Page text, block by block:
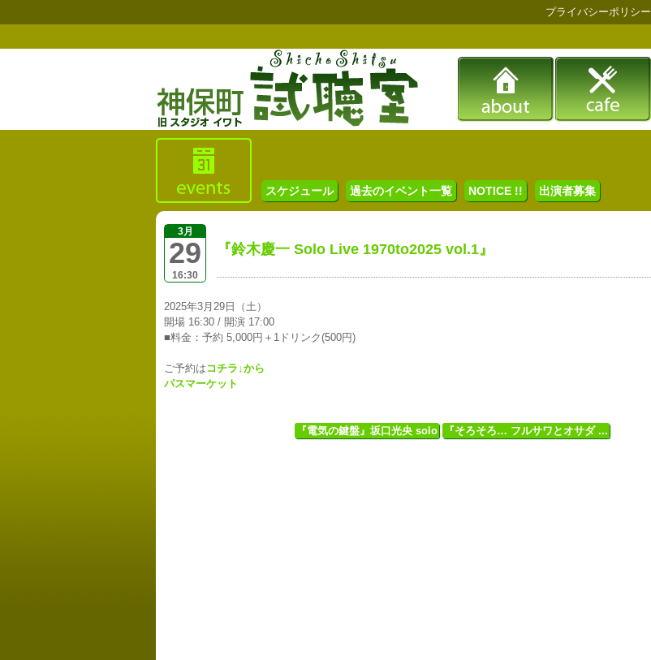
スケジュール 過去のイベント一覧 NOTICE !! 出演者募集
3月
29
16:30
『鈴木慶一 Solo Live 1970to2025 vol.1』
2025年3月29日（土）
開場 16:30 / 開演 17:00
■料金：予約 5,000円＋1ドリンク(500円)
ご予約は コチラ↓から
パスマーケット
『電気の鍵盤』坂口光央 solo 『そろそろ… フルサワとオサダ ...
プライバシーポリシー